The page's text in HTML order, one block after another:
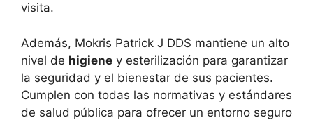
visita.
Además, Mokris Patrick J DDS mantiene un alto
nivel de higiene y esterilización para garantizar
la seguridad y el bienestar de sus pacientes.
Cumplen con todas las normativas y estándares
de salud pública para ofrecer un entorno seguro